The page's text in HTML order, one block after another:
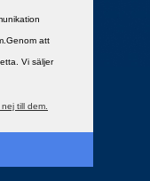
att
Vi säljer
till dem.